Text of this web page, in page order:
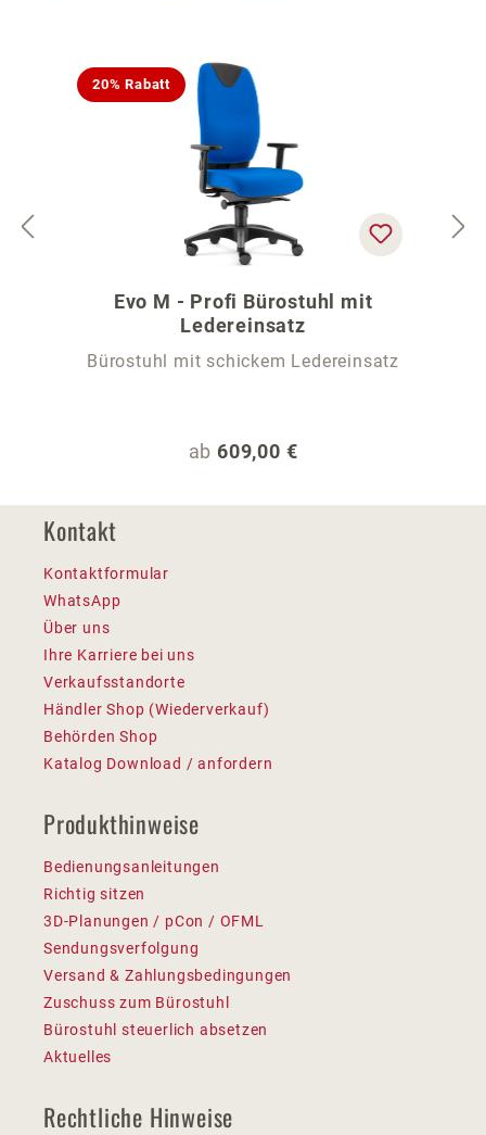
20% Rabatt
Evo M - Profi Bürostuhl mit
Ledereinsatz
Bürostuhl mit schickem Ledereinsatz
Regulärer Preis:
ab 609,00 €
Kontakt
Kontaktformular
WhatsApp
Über uns
Ihre Karriere bei uns
Verkaufsstandorte
Händler Shop (Wiederverkauf)
Behörden Shop
Katalog Download / anfordern
Produkthinweise
Bedienungsanleitungen
Richtig sitzen
3D-Planungen / pCon / OFML
Sendungsverfolgung
Versand & Zahlungsbedingungen
Zuschuss zum Bürostuhl
Bürostuhl steuerlich absetzen
Aktuelles
Rechtliche Hinweise